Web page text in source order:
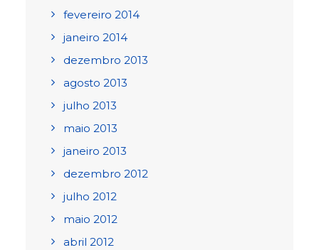
fevereiro 2014
janeiro 2014
dezembro 2013
agosto 2013
julho 2013
maio 2013
janeiro 2013
dezembro 2012
julho 2012
maio 2012
abril 2012